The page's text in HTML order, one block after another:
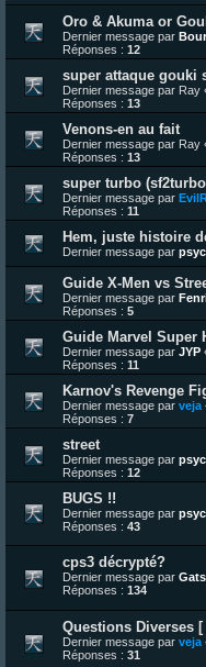
Oro & Akuma or
Dernier message par
Réponses : 12
super attaque gouki
Dernier message par Ray
Réponses : 13
Venons-en au fait
Dernier message par Ray
Réponses : 13
super turbo
Dernier message par
Réponses : 11
Hem, juste histoire
Dernier message par
Guide X-Men vs
Dernier message par
Réponses : 5
Guide Marvel Super
Dernier message par JYP
Réponses : 11
Karnov's Revenge
Dernier message par veja
Réponses : 7
street
Dernier message par
Réponses : 12
BUGS !!
Dernier message par
Réponses : 43
cps3 décrypté?
Dernier message par
Réponses : 134
Questions Diverses [
Dernier message par veja
Réponses : 31